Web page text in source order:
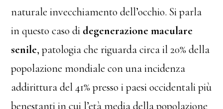
naturale invecchiamento dell’occhio. Si parla
in questo caso di degenerazione maculare
senile, patologia che riguarda circa il 20% della
popolazione mondiale con una incidenza
addirittura del 41% presso i paesi occidentali più
benestanti in cui l’età media della popolazione